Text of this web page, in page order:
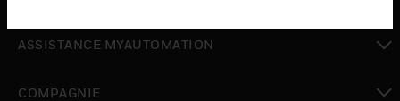
toggle view
ASSISTANCE MYAUTOMATION
COMPAGNIE